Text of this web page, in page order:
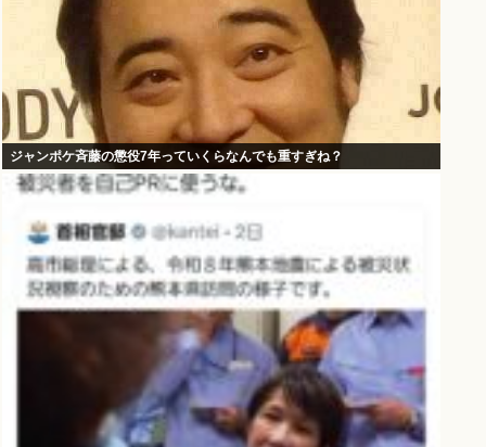
ジャンポケ斉藤の懲役7年っていくらなんでも重すぎね？